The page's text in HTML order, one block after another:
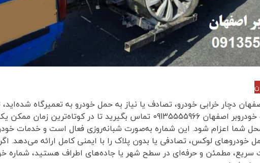
دچار خرابی خودرو، تصادف یا نیاز به حمل خودرو به تعمیرگاه شده‌اید،
کافی‌ست با شماره خودروبر اصفهان 09135555966 تماس بگیرید تا در کوتاه‌ترین زمان
شما اعزام شود. این شماره به‌صورت شبانه‌روزی فعال است و خدمات
لوکس، تصادفی یا بدون پلاک را با ایمنی کامل ارائه می‌دهد. اگر
سریع، مطمئن و حرفه‌ای در سطح شهر یا جاده‌های اطراف هستید، شماره